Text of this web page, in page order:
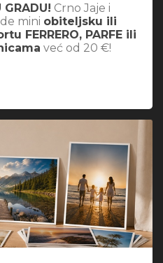
Crno Jaje i
mini obiteljsku ili
FERRERO, PARFE ili
već od 20 €!